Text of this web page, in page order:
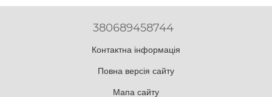
380689458744
Контактна інформація
Повна версія сайту
Мапа сайту